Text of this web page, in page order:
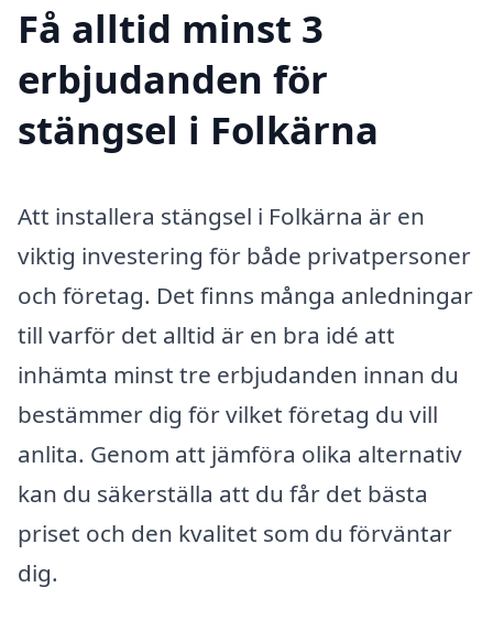
Få alltid minst 3
erbjudanden för
stängsel i Folkärna
Att installera stängsel i Folkärna är en
viktig investering för både privatpersoner
och företag. Det finns många anledningar
till varför det alltid är en bra idé att
inhämta minst tre erbjudanden innan du
bestämmer dig för vilket företag du vill
anlita. Genom att jämföra olika alternativ
kan du säkerställa att du får det bästa
priset och den kvalitet som du förväntar
dig.